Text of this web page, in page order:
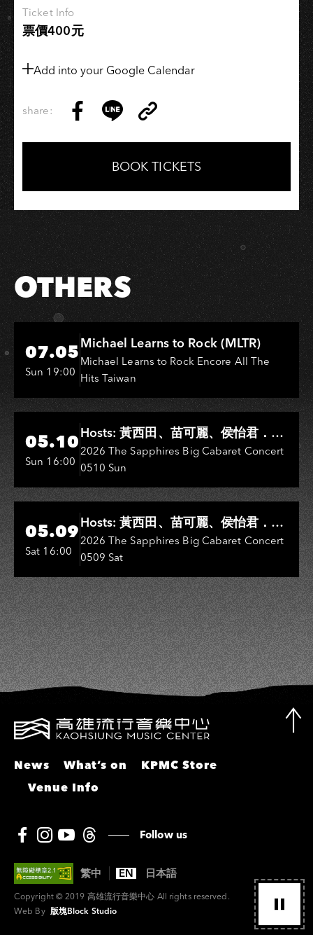
Ticket Info
票價400元
Add into your Google Calendar
share:
on
Facebook
on
LINE
Link
Copy
BOOK TICKETS
OTHERS
Hi-Ing Music Hall
07.05
Sun 19:00
Michael Learns to Rock (MLTR)
Michael Learns to Rock Encore All The
Hits Taiwan
Hi-Ing Music Hall
05.10
Sun 16:00
Hosts: 黃西田、苗可麗、侯怡君．
Entertainers: 葉啟田、鳥來嬤-吳
敏、王彩樺、王瑞霞、吳淑敏、施文
彬、邵大倫、曹雅雯、陳孟賢、黃露
瑤
2026 The Sapphires Big Cabaret Concert
0510 Sun
Hi-Ing Music Hall
05.09
Sat 16:00
Hosts: 黃西田、苗可麗、侯怡君．
Entertainers: 葉啟田、鳥來嬤-吳
敏、張秀卿、王彩樺、吳淑敏、施文
彬、邵大倫、曹雅雯、陳孟賢、黃露
瑤
2026 The Sapphires Big Cabaret Concert
0509 Sat
News What’s on
KPMC Store
Venue Info
Follow us
Copyright © 2019 高雄流行音樂中心 All rights reserved.
Web By 版塊Block Studio
繁中 EN 日本語